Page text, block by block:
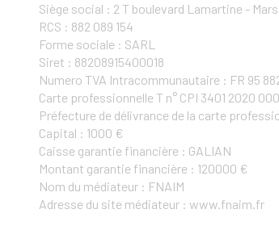
Siège social : 2 T boulevard Lamartine -
RCS : 882 089 154
Forme sociale : SARL
Siret : 88208915400018
Numero TVA Intracommunautaire : FR 95
Carte professionnelle T n° CPI 3401 2020
Préfecture de délivrance de la carte
Capital : 1000 €
Caisse garantie financière : GALIAN
Montant garantie financière : 120000 €
Nom du médiateur : FNAIM
Adresse du site médiateur : www.fnaim.fr